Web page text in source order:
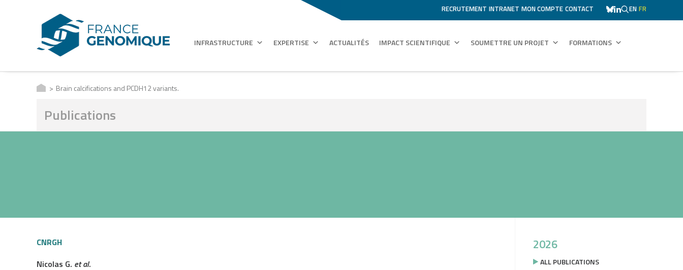
RECRUTEMENT INTRANET MON COMPTE CONTACT EN FR
INFRASTRUCTURE EXPERTISE ACTUALITÉS IMPACT SCIENTIFIQUE SOUMETTRE UN PROJET FORMATIONS
Brain calcifications and PCDH12 variants.
Publications
CNRGH
Nicolas G. et al.
2026
ALL PUBLICATIONS